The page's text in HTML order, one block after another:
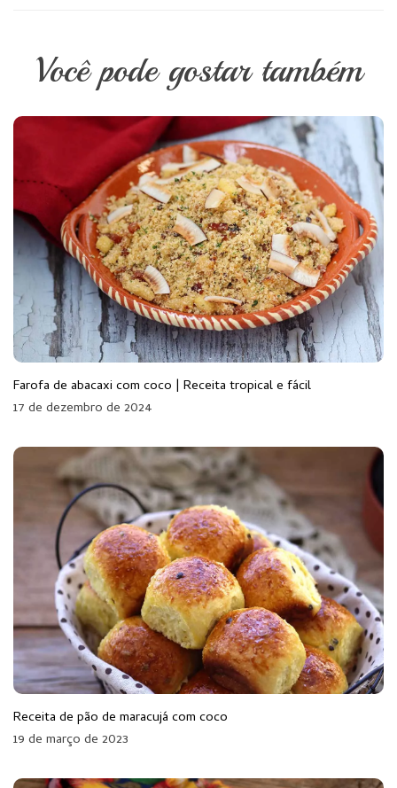
Você pode gostar também
Farofa de abacaxi com coco | Receita tropical e fácil
17 de dezembro de 2024
Receita de pão de maracujá com coco
19 de março de 2023